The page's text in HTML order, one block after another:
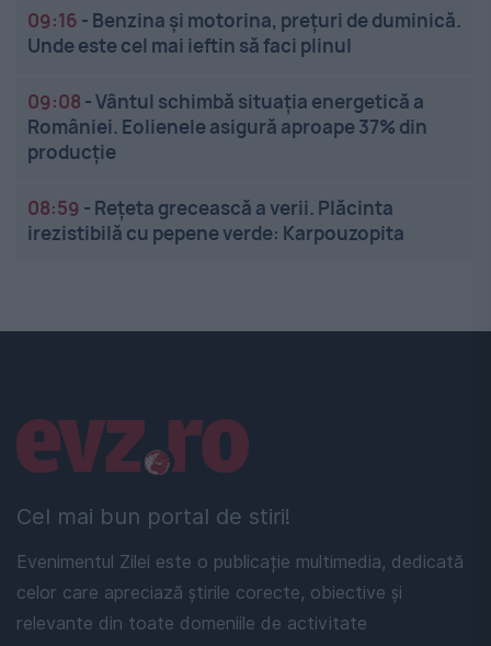
09:16 - Benzina și motorina, prețuri de duminică.
Unde este cel mai ieftin să faci plinul
09:08 -Vântul schimbă situația energetică a
României. Eolienele asigură aproape 37% din
producție
08:59 - Rețeta grecească a verii. Plăcinta
irezistibilă cu pepene verde: Karpouzopita
Cel mai bun portal de stiri!
Evenimentul Zilei este o publicație multimedia, dedicată
celor care apreciază știrile corecte, obiective și
relevante din toate domeniile de activitate
Linkuri utile